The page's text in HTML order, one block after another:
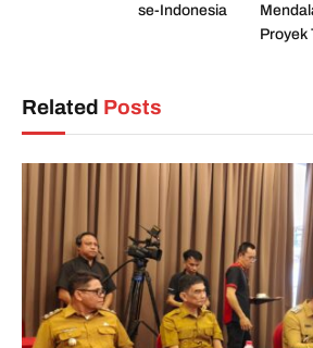
se-Indonesia
Proyek
Related Posts